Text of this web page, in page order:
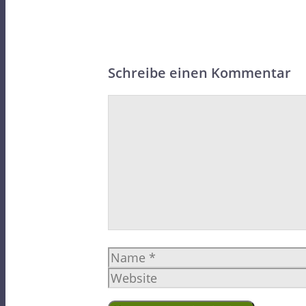
Schreibe einen Kommentar
Name